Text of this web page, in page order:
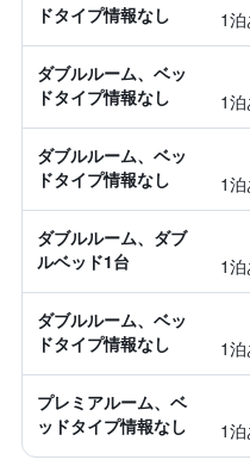
ドタイプ情報なし
1
ダブルルーム、ベッ
ドタイプ情報なし
1
ダブルルーム、ベッ
ドタイプ情報なし
1
ダブルルーム、ダブ
ルベッド1台
1
ダブルルーム、ベッ
ドタイプ情報なし
1
プレミアルーム、ベ
ッドタイプ情報なし
1